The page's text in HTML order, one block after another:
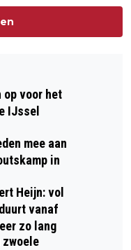
op voor het
IJssel
mee aan
in
Heijn: vol
vanaf
zo lang